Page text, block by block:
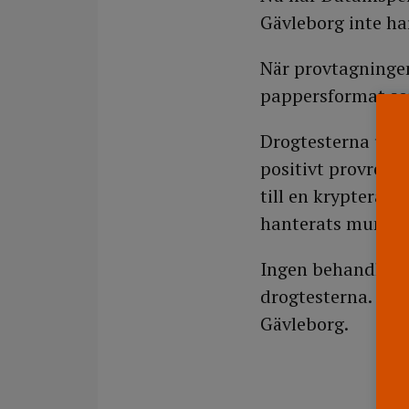
Gävleborg inte
När
pappersformat
Drogtesterna
positivt
till en krypterad
hanterats
Ingen
drogtesterna.
Gävleborg.